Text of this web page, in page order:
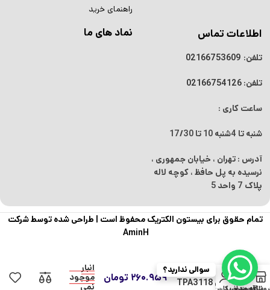
راهنمای خرید
اطلاعات تماس
تلفن: 02166753609
تلفن: 02166754126
ساعت کاری :
شنبه تا 4شنبه 10 تا 17/30
آدرس : تهران ، خیابان جمهوری ،
نرسیده به پل حافظ ، کوچه لاله
پلاک 7 واحد 5
نماد های ما
تمام حقوق برای بیستون الکتریک محفوظ است | طراحی شده توسط شرکت
AminH
ماژول آمپلی فایر
مدل TPA3118
۲۶۰.۹۵۹ تومان
انبار
موجود
نمی
سوالی ندارید؟ 0